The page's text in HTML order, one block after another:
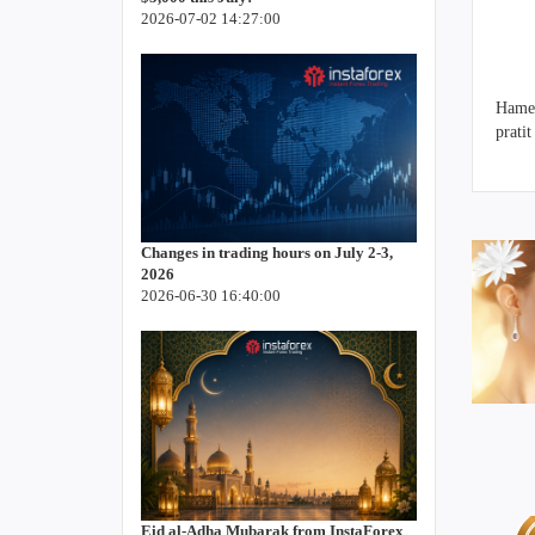
2026-07-02 14:27:00
Changes in trading hours on July 2-3,
2026
2026-06-30 16:40:00
Eid al-Adha Mubarak from InstaForex
pratit